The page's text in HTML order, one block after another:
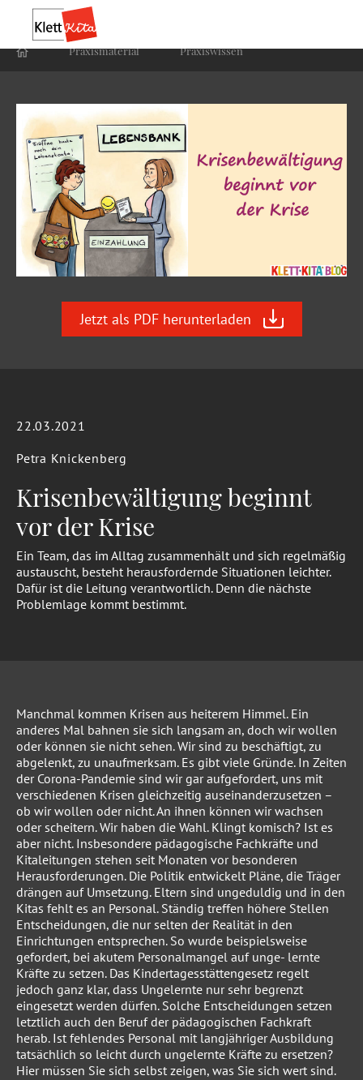
Praxis­material Praxis­wissen
Jetzt als PDF herunterladen
22.03.2021
Petra Knickenberg
Krisenbewältigung beginnt
vor der Krise
Ein Team, das im Alltag zusammenhält und sich regelmäßig
austauscht, besteht herausfordernde Situationen leichter.
Dafür ist die Leitung verantwortlich. Denn die nächste
Problemlage kommt bestimmt.
Manchmal kommen Krisen aus heiterem Himmel. Ein
anderes Mal bahnen sie sich langsam an, doch wir wollen
oder können sie nicht sehen. Wir sind zu beschäftigt, zu
abgelenkt, zu unaufmerksam. Es gibt viele Gründe. In Zeiten
der Corona-Pandemie sind wir gar aufgefordert, uns mit
verschiedenen Krisen gleichzeitig auseinanderzusetzen –
ob wir wollen oder nicht. An ihnen können wir wachsen
oder scheitern. Wir haben die Wahl. Klingt komisch? Ist es
aber nicht. Insbesondere pädagogische Fachkräfte und
Kitaleitungen stehen seit Monaten vor besonderen
Herausforderungen. Die Politik entwickelt Pläne, die Träger
drängen auf Umsetzung. Eltern sind ungeduldig und in den
Kitas fehlt es an Personal. Ständig treffen höhere Stellen
Entscheidungen, die nur selten der Realität in den
Einrichtungen entsprechen. So wurde beispielsweise
gefordert, bei akutem Personalmangel auf unge- lernte
Kräfte zu setzen. Das Kindertagesstättengesetz regelt
jedoch ganz klar, dass Ungelernte nur sehr begrenzt
eingesetzt werden dürfen. Solche Entscheidungen setzen
letztlich auch den Beruf der pädagogischen Fachkraft
herab. Ist fehlendes Personal mit langjähriger Ausbildung
tatsächlich so leicht durch ungelernte Kräfte zu ersetzen?
Hier müssen Sie sich selbst zeigen, was Sie sich wert sind.